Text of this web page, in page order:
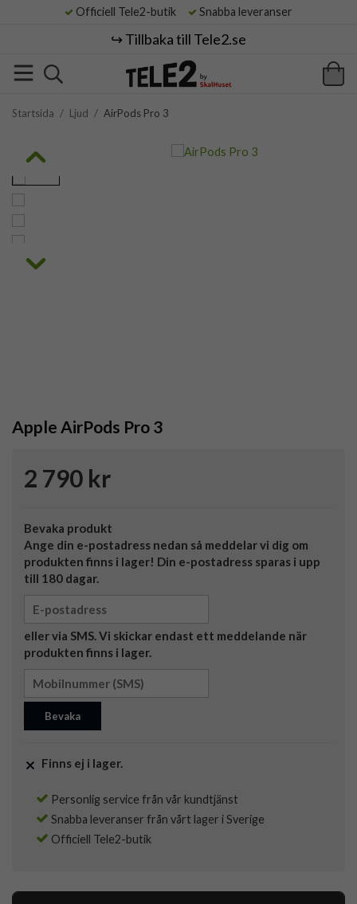
Officiell Tele2-butik Snabba leveranser
↪️ Tillbaka till Tele2.se
Startsida / Ljud / AirPods Pro 3
Apple AirPods Pro 3
2 790 kr
Bevaka produkt
Ange din e-postadress nedan så meddelar vi dig om
produkten finns i lager! Din e-postadress sparas i upp
till 180 dagar.
eller via SMS. Vi skickar endast ett meddelande när
produkten finns i lager.
Bevaka
Finns ej i lager.
Personlig service från vår kundtjänst
Snabba leveranser från vårt lager i Sverige
Officiell Tele2-butik